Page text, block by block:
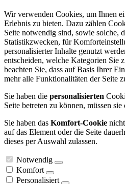
Wir verwenden Cookies, um Ihnen
Erlebnis zu bieten. Dazu zählen
Seite notwendig sind, sowie solche,
Statistikzwecken, für
personalisierter Inhalte genutzt
entscheiden, welche Kategorien Sie
beachten Sie, dass auf Basis Ihrer
mehr alle Funktionalitäten der Seite
Sie haben die personalisierten
Seite betreten zu können, müssen
Sie haben das Komfort-Cookie
auf das Element oder die Seite
dieses per Auswahl zulassen.
Notwendig
Komfort
Personalisiert